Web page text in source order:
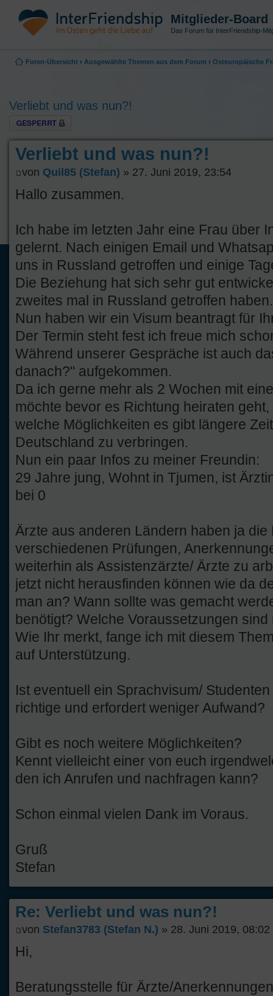
Mitglieder-Board
Das Forum für InterFriendship-
Foren-Übersicht ‹ Ausgewählte Themen aus dem Forum ‹ Osteuropäische
Verliebt und was nun?!
Thema gesperrt
Verliebt und was nun?!
von Quil85 (Stefan) » 27. Juni 2019, 23:54
Hallo zusammen.
Ich habe im letzten Jahr eine Frau über
gelernt. Nach einigen Email und
uns in Russland getroffen und einige
Die Beziehung hat sich sehr gut
zweites mal in Russland getroffen haben.
Nun haben wir ein Visum beantragt für
Der Termin steht fest ich freue mich
Während unserer Gespräche ist auch
danach?" aufgekommen.
Da ich gerne mehr als 2 Wochen mit
möchte bevor es Richtung heiraten
welche Möglichkeiten es gibt längere
Deutschland zu verbringen.
Nun ein paar Infos zu meiner Freundin:
29 Jahre jung, Wohnt in Tjumen, ist
bei 0
Ärzte aus anderen Ländern haben ja die
verschiedenen Prüfungen,
weiterhin als Assistenzärzte/ Ärzte zu
jetzt nicht herausfinden können wie da
man an? Wann sollte was gemacht
benötigt? Welche Voraussetzungen sind
Wie Ihr merkt, fange ich mit diesem
auf Unterstützung.
Ist eventuell ein Sprachvisum/
richtige und erfordert weniger Aufwand?
Gibt es noch weitere Möglichkeiten?
Kennt vielleicht einer von euch
den ich Anrufen und nachfragen kann?
Schon einmal vielen Dank im Voraus.
Gruß
Stefan
Re: Verliebt und was nun?!
von Stefan3783 (Stefan N.) » 28. Juni 2019, 08:02
Hi,
Beratungsstelle für Ärzte/